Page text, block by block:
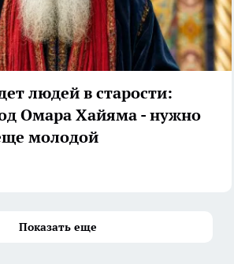
людей в старости:
Омара Хайяма - нужно
молодой
Показать еще